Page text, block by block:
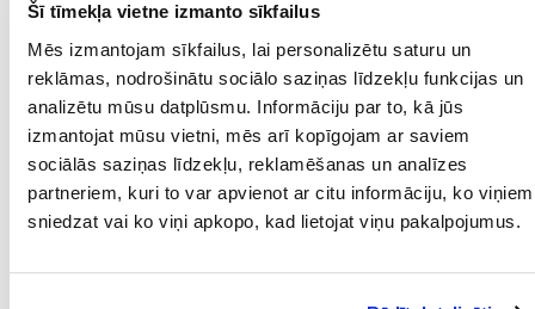
Šī tīmekļa vietne izmanto sīkfailus
Mēs izmantojam sīkfailus, lai personalizētu saturu un
reklāmas, nodrošinātu sociālo saziņas līdzekļu funkcijas un
analizētu mūsu datplūsmu. Informāciju par to, kā jūs
izmantojat mūsu vietni, mēs arī kopīgojam ar saviem
sociālās saziņas līdzekļu, reklamēšanas un analīzes
partneriem, kuri to var apvienot ar citu informāciju, ko viņiem
sniedzat vai ko viņi apkopo, kad lietojat viņu pakalpojumus.
Dzeltenā prosa, baltā prosa, kanārijputraiņu sēklas, sarkanā prosa,
melnā prosa, linsēklas, kaņepju sēklas, kaļķa austeru čaumalas, kviešu
graudu milti, lucernas milti, papaijas pulveris, linsēklu eļļa, kalcija
karbonāts, dikalcija fosfāts.
Analītisko komponentu saturs
neapstrādātas eļļas un tauki % (min) : 2,8